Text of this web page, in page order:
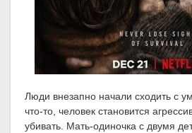
Люди внезапно начали сходить с
что-то, человек становится
убивать. Мать-одиночка с двумя